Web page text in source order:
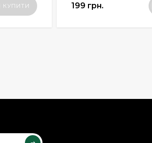
КУПИТИ 199 грн.